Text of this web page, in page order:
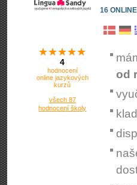
16
4
hodnocení
online jazykových
kurzů
všech 87
hodnocení školy
od